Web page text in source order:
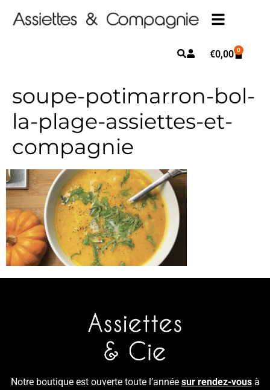
€0,00 0
soupe-potimarron-bol-
la-plage-assiettes-et-
compagnie
Notre boutique est ouverte toute l’année sur rendez-vousà